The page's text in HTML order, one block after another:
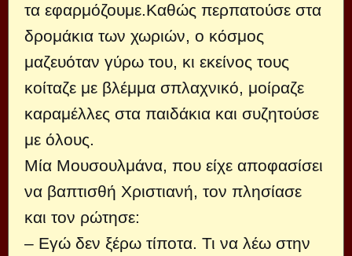
τα εφαρμόζουμε.Καθώς περπατούσε στα
δρομάκια των χωριών, ο κόσμος
μαζευόταν γύρω του, κι εκείνος τους
κοίταζε με βλέμμα σπλαχνικό, μοίραζε
καραμέλλες στα παιδάκια και συζητούσε
με όλους.
Μία Μουσουλμάνα, που είχε αποφασίσει
να βαπτισθή Χριστιανή, τον πλησίασε
και τον ρώτησε:
– Εγώ δεν ξέρω τίποτα. Τι να λέω στην